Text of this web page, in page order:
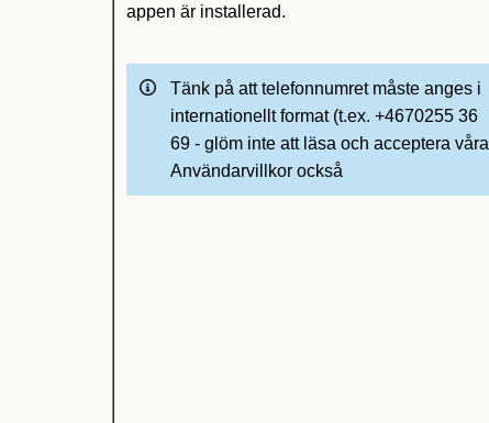
appen är installerad.
Tänk på att telefonnumret måste anges i
internationellt format (t.ex. +4670255 36
69 - glöm inte att läsa och acceptera våra
Användarvillkor också